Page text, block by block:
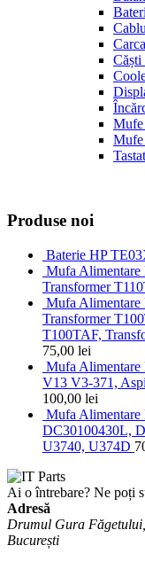
Căști
Mufe
Mufe
Produse noi
Baterie HP
Mufa Alimentare
Transformer
Mufa Alimentare
Transformer
T100TAF,
75,00 lei
Mufa
V13 V3-371,
100,00 lei
Mufa
DC30100430L,
U3740, U374D
Ai o întrebare? Ne poți
Adresă
Drumul Gura
București